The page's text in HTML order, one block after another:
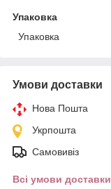
Упаковка
Упаковка
Умови доставки
Нова Пошта
Укрпошта
Самовивіз
Всі умови доставки